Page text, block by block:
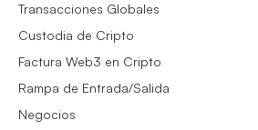
Transacciones Globales
Custodia de Cripto
Factura Web3 en Cripto
Rampa de Entrada/Salida
Negocios